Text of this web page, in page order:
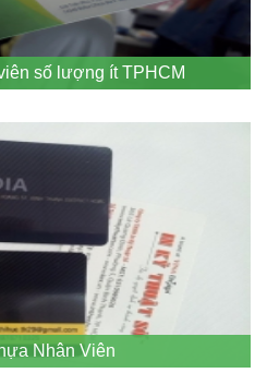
số lượng ít TPHCM
Nhân Viên